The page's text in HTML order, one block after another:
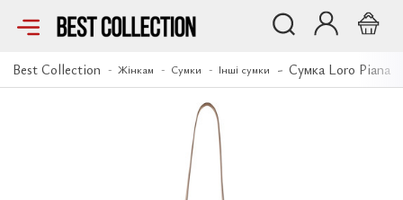
Best Collection Жінкам Сумки Інші сумки Сумка Loro Piana
Сумка Loro Piana